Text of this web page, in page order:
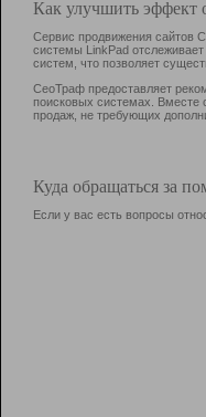
Как улучшить эффект
Сервис продвижения сайтов
системы LinkPad
систем, что позволяет
СеоТраф предоставляет
поисковых системах. Вместе
продаж, не требующих
Куда обращаться за
Если у вас есть вопросы